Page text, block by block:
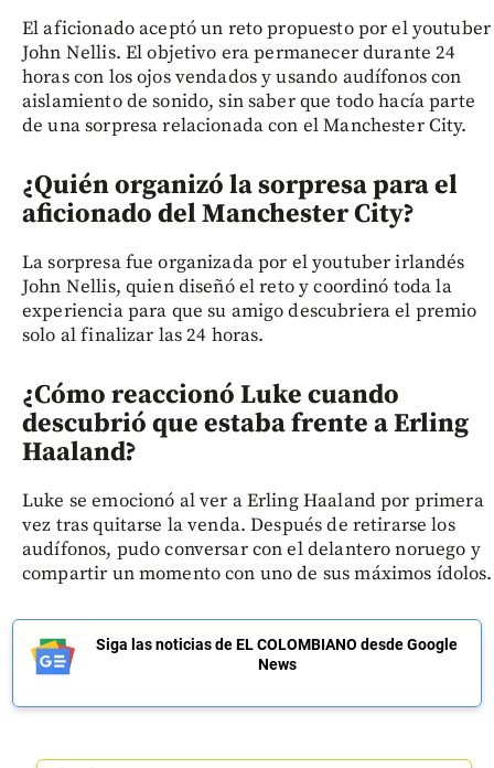
El aficionado aceptó un reto propuesto por el youtuber
John Nellis. El objetivo era permanecer durante 24
horas con los ojos vendados y usando audífonos con
aislamiento de sonido, sin saber que todo hacía parte
de una sorpresa relacionada con el Manchester City.
¿Quién organizó la sorpresa para el
aficionado del Manchester City?
La sorpresa fue organizada por el youtuber irlandés
John Nellis, quien diseñó el reto y coordinó toda la
experiencia para que su amigo descubriera el premio
solo al finalizar las 24 horas.
¿Cómo reaccionó Luke cuando
descubrió que estaba frente a Erling
Haaland?
Luke se emocionó al ver a Erling Haaland por primera
vez tras quitarse la venda. Después de retirarse los
audífonos, pudo conversar con el delantero noruego y
compartir un momento con uno de sus máximos ídolos.
Siga las noticias de EL COLOMBIANO desde Google
News